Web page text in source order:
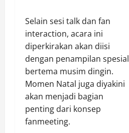
Selain sesi talk dan fan
interaction, acara ini
diperkirakan akan diisi
dengan penampilan spesial
bertema musim dingin.
Momen Natal juga diyakini
akan menjadi bagian
penting dari konsep
fanmeeting.